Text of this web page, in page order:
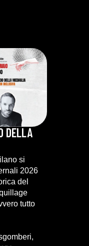
DELLA
si
2026
del
tutto